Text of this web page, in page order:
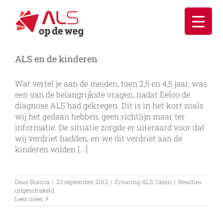
inhoud
ALS en de kinderen
Wat vertel je aan de meiden, toen 2,5 en 4,5 jaar, was
een van de belangrijkste vragen, nadat Eelco de
diagnose ALS had gekregen. Dit is in het kort zoals
wij het gedaan hebben, geen richtlijn maar ter
informatie. De situatie zorgde er uiteraard voor dat
wij verdriet hadden, en we dit verdriet aan de
kinderen wilden [...]
DoorBianca | 23 september, 2012 | Ervaring ALS Gezin | Reacties
uitgeschakeld
en
Lees meer